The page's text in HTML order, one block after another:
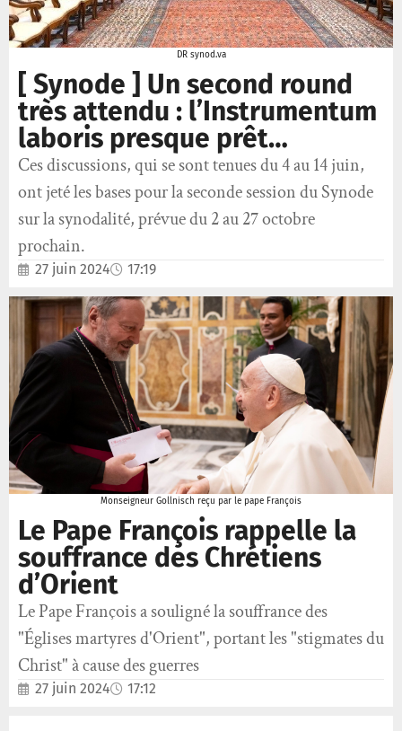
DR synod.va
[ Synode ] Un second round
très attendu : l’Instrumentum
laboris presque prêt…
Ces discussions, qui se sont tenues du 4 au 14 juin,
ont jeté les bases pour la seconde session du Synode
sur la synodalité, prévue du 2 au 27 octobre
prochain.
27 juin 2024 17:19
Monseigneur Gollnisch reçu par le pape François
Le Pape François rappelle la
souffrance des Chrétiens
d’Orient
Le Pape François a souligné la souffrance des
"Églises martyres d'Orient", portant les "stigmates du
Christ" à cause des guerres
27 juin 2024 17:12